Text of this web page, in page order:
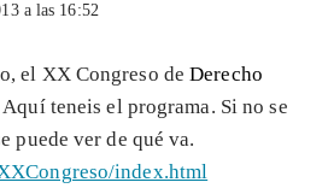
a las 16:52
el XX Congreso deDerecho
teneis el programa. Si no se
puede ver de qué va.
index.html